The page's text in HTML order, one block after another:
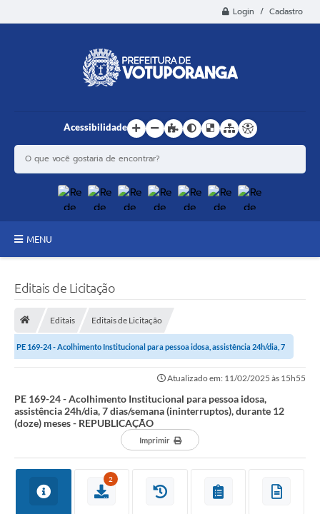
Login / Cadastro
Acessibilidade
MENU
SIC
Prestação de Contas
Conselhos Municipais
Editais de Licitação
Editais Editais de Licitação
PE 169-24 - Acolhimento Institucional para pessoa idosa, assistência 24h/dia, 7
Atualizado em: 11/02/2025 às 15h55
PE 169-24 - Acolhimento Institucional para pessoa idosa,
assistência 24h/dia, 7 dias/semana (ininterruptos), durante 12
(doze) meses - REPUBLICAÇÃO
Imprimir
2